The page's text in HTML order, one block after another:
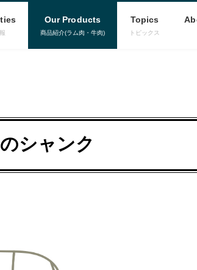
Our Products
商品紹介(ラム肉・牛肉)
Topics
トピックス
シャンク